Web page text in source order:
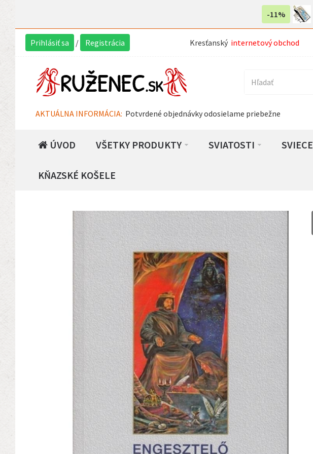
-11%
Prihlásiť sa / Registrácia Kresťanský internetový obchod
AKTUÁLNA INFORMÁCIA: Potvrdené objednávky odosielame priebežne
ÚVOD VŠETKY PRODUKTY SVIATOSTI SVIECE
KŇAZSKÉ KOŠELE